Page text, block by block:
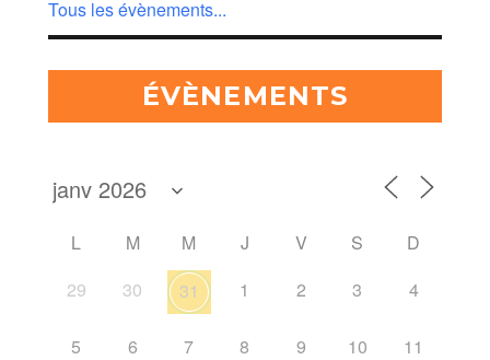
Tous les évènements...
ÉVÈNEMENTS
L M M J V S
D
29
30 31 1 2 3 4
5 6 7 8 9 10 11